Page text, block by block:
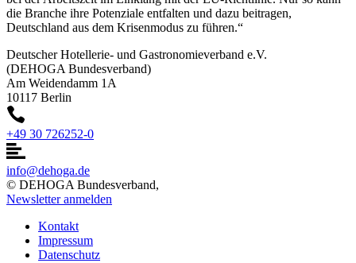
die Branche ihre Potenziale entfalten und dazu beitragen,
Deutschland aus dem Krisenmodus zu führen.“
Deutscher Hotellerie- und Gastronomieverband e.V.
(DEHOGA Bundesverband)
Am Weidendamm 1A
10117 Berlin
+49 30 726252-0
info@dehoga.de
© DEHOGA Bundesverband,
Newsletter anmelden
Kontakt
Impressum
Datenschutz